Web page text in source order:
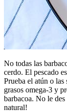
No todas las
cerdo. El pescado
Prueba el atún o
grasos omega-3 y
barbacoa. No le des
natural!